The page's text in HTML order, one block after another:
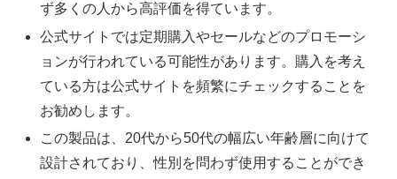
ず多くの人から高評価を得ています。
公式サイトでは定期購入やセールなどのプロモーシ
ョンが行われている可能性があります。購入を考え
ている方は公式サイトを頻繁にチェックすることを
お勧めします。
この製品は、20代から50代の幅広い年齢層に向けて
設計されており、性別を問わず使用することができ